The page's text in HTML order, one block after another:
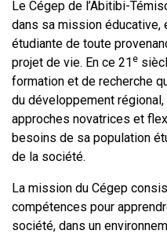
Le Cégep de l’Abitibi-
dans sa mission éducative,
étudiante de toute
projet de vie. En ce 21e
formation et de recherche
du développement
approches novatrices et
besoins de sa population
de la société.
La mission du Cégep
compétences pour
société, dans un